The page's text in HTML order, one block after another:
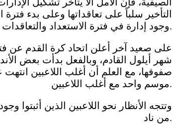
الصيفية، فإن الأمل ألا يتأخر تشكيل
التأخير سلباً على تعاقداتها وعلى بدء
وجود إدارة في فترة الاستعداد والتعاقدات.
على صعيد آخر أعلن اتحاد كرة القدم عن
شهر أيلول القادم، وبالفعل بدأت بعض
صفوفها، مع العلم أن أغلب اللاعبين
موسم واحد مع أغلب اللاعبين.
وتتجه الأنظار نحو اللاعبين الذين
من ناد.